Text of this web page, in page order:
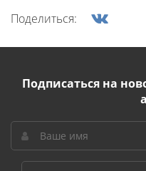
Поделиться:
Подписаться на